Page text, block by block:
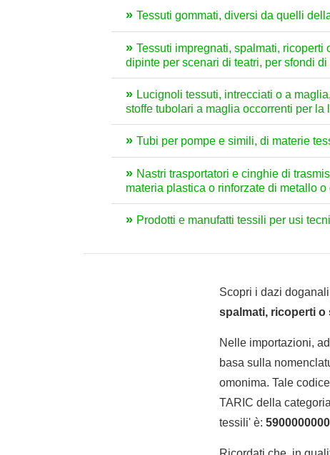
Tessuti gommati, diversi da quelli
Tessuti impregnati, spalmati,
dipinte per scenari di teatri, per sfondi
Lucignoli tessuti, intrecciati o a
stoffe tubolari a maglia occorrenti per
Tubi per pompe e simili, di materie
Nastri trasportatori e cinghie di
materia plastica o rinforzate di metallo
Prodotti e manufatti tessili per usi
Scopri i dazi
spalmati, ricoperti o
Nelle importazioni,
basa sulla
omonima. Tale
TARIC della
tessili' è: 5900000000